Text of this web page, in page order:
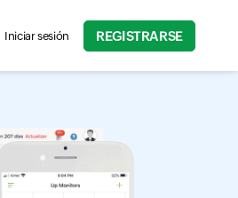
information, help articles, and
Iniciar sesión REGISTRARSE